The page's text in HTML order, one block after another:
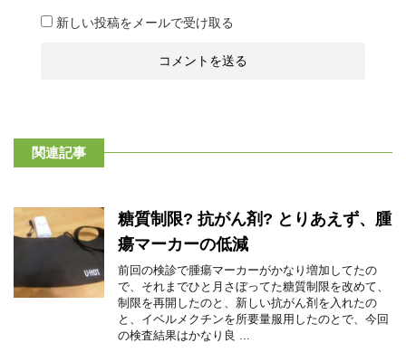
新しい投稿をメールで受け取る
関連記事
糖質制限? 抗がん剤? とりあえず、腫
瘍マーカーの低減
前回の検診で腫瘍マーカーがかなり増加してたの
で、それまでひと月さぼってた糖質制限を改めて、
制限を再開したのと、新しい抗がん剤を入れたの
と、イベルメクチンを所要量服用したのとで、今回
の検査結果はかなり良 ...